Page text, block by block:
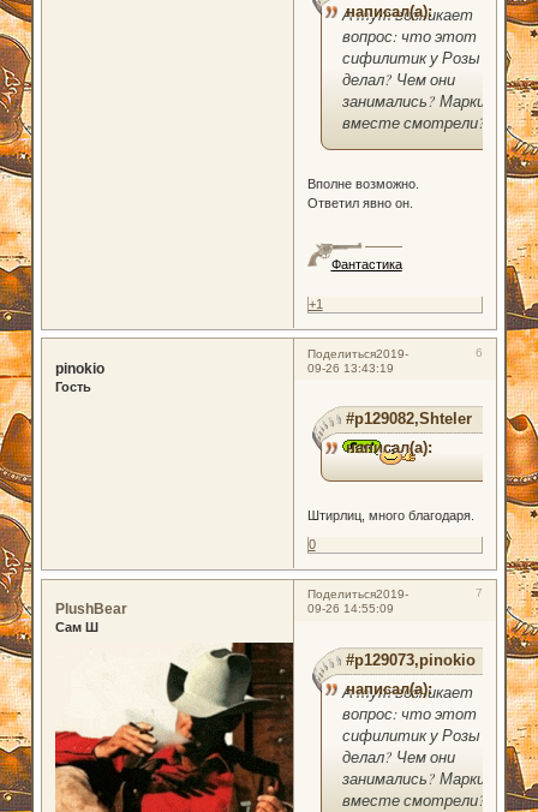
написал(а):
А тут возникает
вопрос: что этот
сифилитик у Розы
делал? Чем они
занимались? Марки
вместе смотрели?
Вполне возможно.
Ответил явно он.
Фантастика
+1
Поделиться 6
2019-
09-26 13:43:19
pinokio
Гость
#p129082,Shteler
написал(а):
Штирлиц, много благодаря.
0
Поделиться 7
2019-
09-26 14:55:09
PlushBear
Сам Ш
#p129073,pinokio
написал(а):
А тут возникает
вопрос: что этот
сифилитик у Розы
делал? Чем они
занимались? Марки
вместе смотрели?